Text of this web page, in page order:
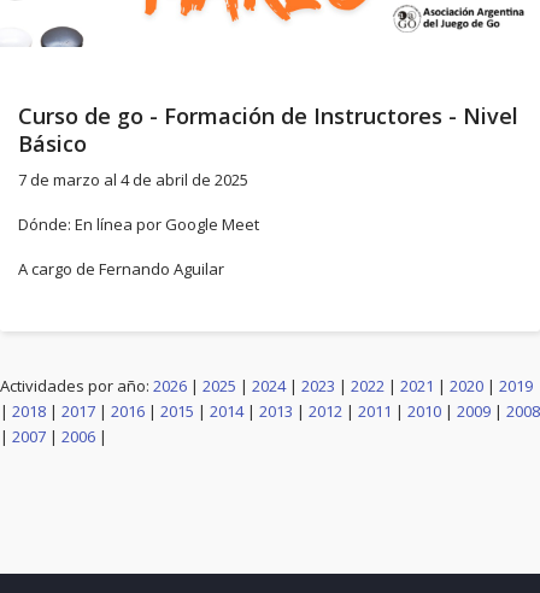
Curso de go - Formación de Instructores - Nivel
Básico
7 de marzo al 4 de abril de 2025
Dónde: En línea por Google Meet
A cargo de Fernando Aguilar
Actividades por año: 2026 | 2025 | 2024| 2023 | 2022 | 2021 | 2020 | 2019
| 2018 | 2017 | 2016 | 2015 | 2014| 2013 | 2012 | 2011 | 2010 | 2009 | 2008
| 2007 | 2006 |